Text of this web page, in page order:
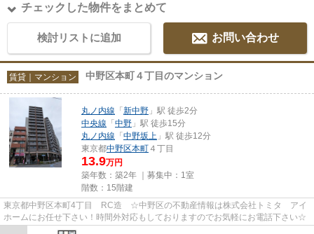
チェックした物件をまとめて
検討リストに追加 お問い合わせ
賃貸｜マンション 中野区本町４丁目のマンション
丸ノ内線 「 新中野 」駅 徒歩2分
中央線 「 中野 」駅 徒歩15分
丸ノ内線 「 中野坂上 」駅 徒歩12分
東京都中野区本町 ４丁目
13.9万円
築年数：築2年 ｜募集中： 1室
階数：15階建
東京都中野区本町4丁目 RC造 ☆中野区の不動産情報は株式会社トミタ アイ
ホームにお任せ下さい！時間外対応もしておりますのでお気軽にお電話下さい☆